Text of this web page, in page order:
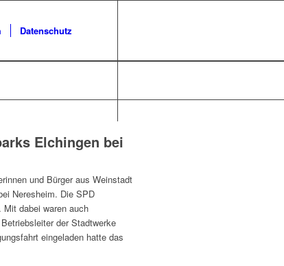
Datenschutz
Elchingen bei
und Bürger aus Weinstadt
Neresheim. Die SPD
dabei waren auch
der Stadtwerke
eingeladen hatte das